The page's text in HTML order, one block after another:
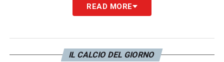
suo gruppo vincente abituatosi a un certo
facendo i conti con il vecchio dna. Mica è
una cosa semplice, mica è una trasfusione
READ MORE
IL CALCIO DEL GIORNO